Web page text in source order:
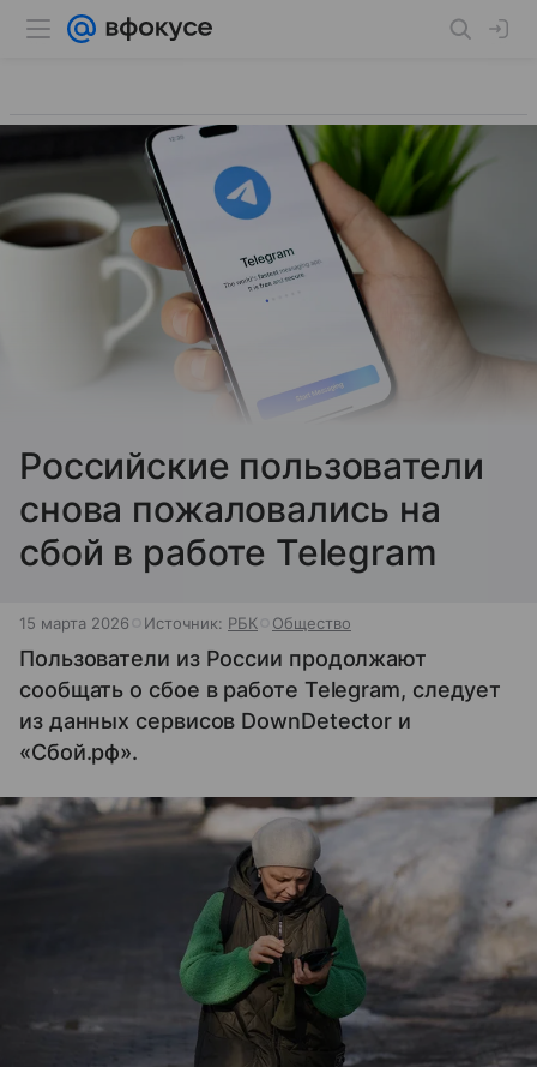
Российские пользователи
снова пожаловались на
сбой в работе Telegram
15 марта 2026 Источник: РБК Общество
Пользователи из России продолжают
сообщать о сбое в работе Telegram, следует
из данных сервисов DownDetector и
«Сбой.рф».